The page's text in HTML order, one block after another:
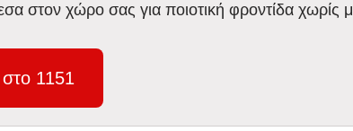
στον χώρο σας για ποιοτική φροντίδα χωρίς
1151